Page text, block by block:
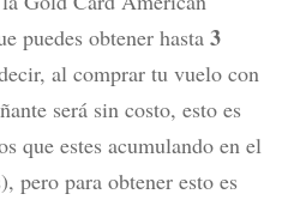
puedes obtener hasta 3
al comprar tu vuelo con
será sin costo, esto es
que estes acumulando en el
pero para obtener esto es